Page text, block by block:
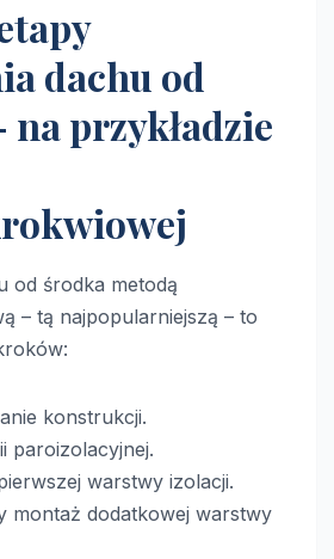
dachu od
przykładzie
od środka metodą
– tą najpopularniejszą – to
konstrukcji.
paroizolacyjnej.
warstwy izolacji.
montaż dodatkowej warstwy